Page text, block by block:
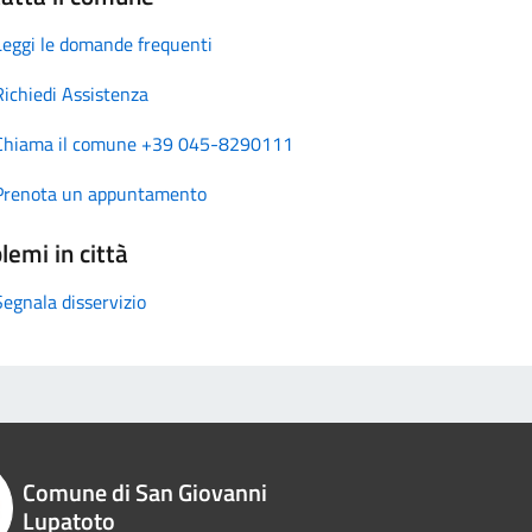
le domande frequenti
Assistenza
il comune +39 045-8290111
un appuntamento
in città
disservizio
Comune di San Giovanni
Lupatoto